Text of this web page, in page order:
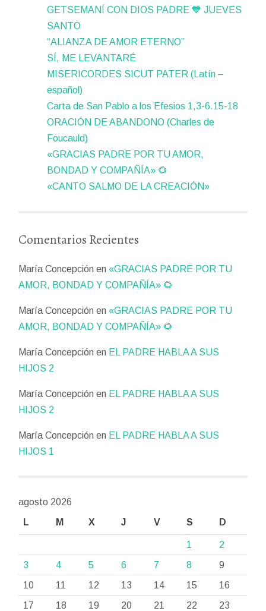
GETSEMANÍ CON DIOS PADRE 💙 JUEVES
SANTO
“ALIANZA DE AMOR ETERNO”
SÍ, ME LEVANTARÉ
MISERICORDES SICUT PATER (Latín –
español)
Carta de San Pablo a los Efesios 1,3-6.15-18
ORACIÓN DE ABANDONO (Charles de
Foucauld)
«GRACIAS PADRE POR TU AMOR,
BONDAD Y COMPAÑÍA» 🌻
«CANTO SALMO DE LA CREACIÓN»
Comentarios Recientes
María Concepción en «GRACIAS PADRE POR TU
AMOR, BONDAD Y COMPAÑÍA» 🌻
María Concepción en «GRACIAS PADRE POR TU
AMOR, BONDAD Y COMPAÑÍA» 🌻
María Concepción en EL PADRE HABLA A SUS
HIJOS 2
María Concepción en EL PADRE HABLA A SUS
HIJOS 2
María Concepción en EL PADRE HABLA A SUS
HIJOS 1
agosto 2026
L
M X J V S D
1
2
3
4 5 6 7 8
9
10
11 12 13 14 15
16
17
18 19 20 21 22
23